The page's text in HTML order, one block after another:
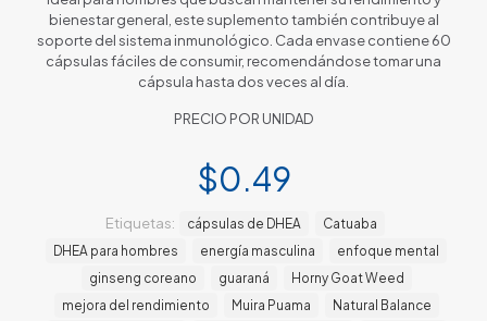
bienestar general, este suplemento también contribuye al
soporte del sistema inmunológico. Cada envase contiene 60
cápsulas fáciles de consumir, recomendándose tomar una
cápsula hasta dos veces al día.
PRECIO POR UNIDAD
$0.49
Etiquetas: cápsulas de DHEA
Catuaba
DHEA para hombres
energía masculina
enfoque mental
ginseng coreano
guaraná
Horny Goat Weed
mejora del rendimiento
Muira Puama
Natural Balance